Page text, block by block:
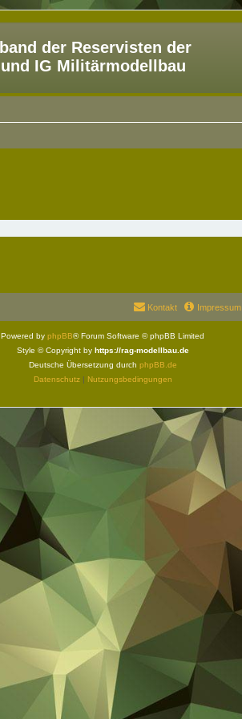
der Reservisten der
IG Militärmodellbau
Impressum
Kontakt
Powered by phpBB® Forum Software © phpBB Limited
Style © Copyright by https://rag-modellbau.de
Deutsche Übersetzung durch phpBB.de
Datenschutz| Nutzungsbedingungen